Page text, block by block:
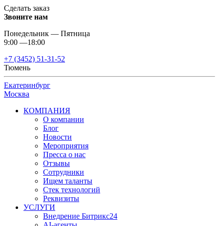
Сделать заказ
Звоните нам
Понедельник — Пятница
9:00 —18:00
+7 (3452) 51-31-52
Тюмень
Екатеринбург
Москва
КОМПАНИЯ
О компании
Блог
Новости
Мероприятия
Пресса о нас
Отзывы
Сотрудники
Ищем таланты
Стек технологий
Реквизиты
УСЛУГИ
Внедрение Битрикс24